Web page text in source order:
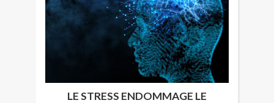
LE STRESS ENDOMMAGE LE